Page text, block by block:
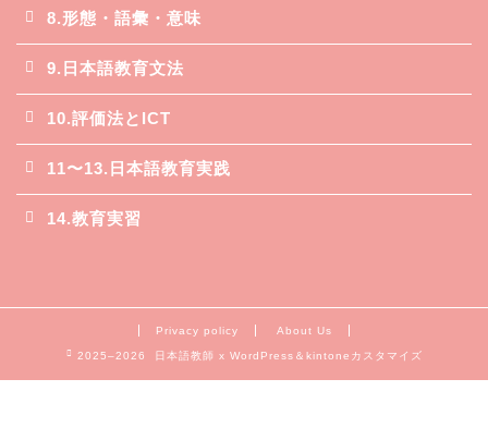
8.形態・語彙・意味
9.日本語教育文法
10.評価法とICT
11〜13.日本語教育実践
14.教育実習
Privacy policy About Us
2025–2026 日本語教師 x WordPress＆kintoneカスタマイズ